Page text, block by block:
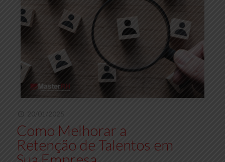
20/01/2025
Como Melhorar a
Retenção de Talentos em